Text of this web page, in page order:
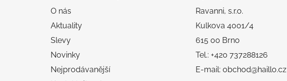
O nás
Aktuality
Slevy
Novinky
Nejprodávanější
Ravanni, s.r.o.
Kulkova 4001/4
615 00 Brno
Tel.: +420 737288126
E-mail: obchod@haillo.cz